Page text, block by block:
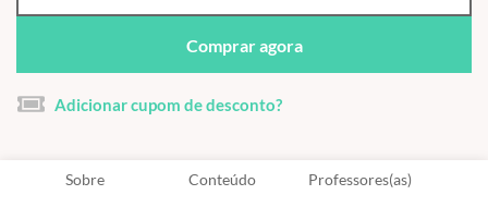
Comprar agora
Adicionar cupom de desconto?
Sobre Conteúdo Professores(as)